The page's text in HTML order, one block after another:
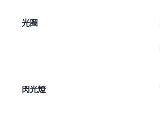
光圈
閃光燈